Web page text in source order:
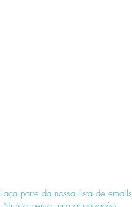
Faça parte da nossa lista de emails